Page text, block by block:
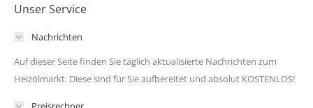
Unser Service
Nachrichten
Auf dieser Seite finden Sie täglich aktualisierte Nachrichten zum
Heizölmarkt. Diese sind für Sie aufbereitet und absolut KOSTENLOS!